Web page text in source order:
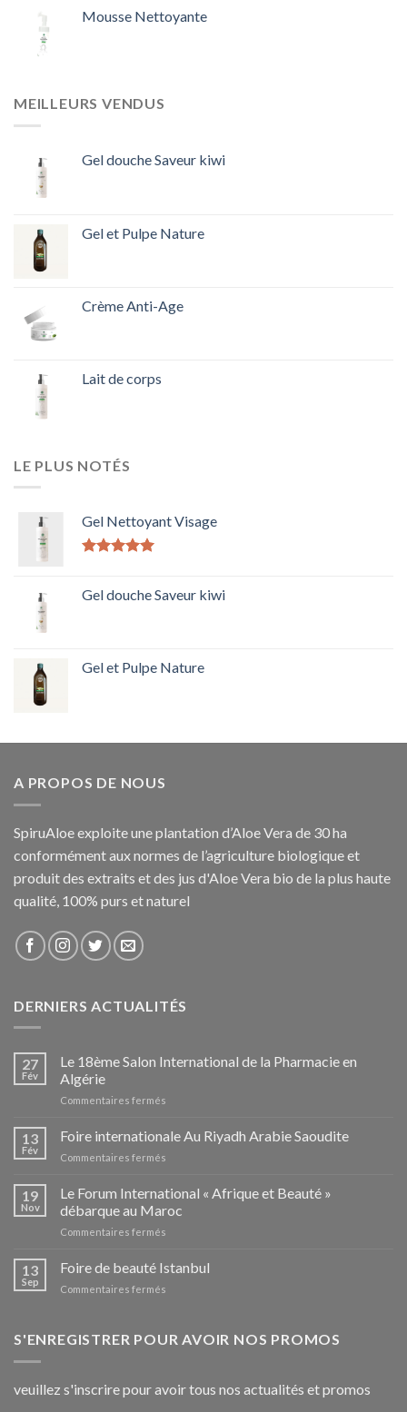
Mousse Nettoyante
MEILLEURS VENDUS
Gel douche Saveur kiwi
Gel et Pulpe Nature
Crème Anti-Age
Lait de corps
LE PLUS NOTÉS
Gel Nettoyant Visage
Gel douche Saveur kiwi
Gel et Pulpe Nature
A PROPOS DE NOUS
SpiruAloe exploite une plantation d’Aloe Vera de 30 ha
conformément aux normes de l’agriculture biologique et
produit des extraits et des jus d'Aloe Vera bio de la plus haute
qualité, 100% purs et naturel
DERNIERS ACTUALITÉS
27
Fév
Le 18ème Salon International de la Pharmacie en
Algérie
Commentaires fermés
18ème
la
Pharmacie
13
Fév
Foire internationale Au Riyadh Arabie Saoudite
Commentaires fermés
internationale
Riyadh
19
Nov
Le Forum International « Afrique et Beauté »
débarque au Maroc
Commentaires fermés
Forum
débarque
13
Sep
Foire de beauté Istanbul
Commentaires fermés
beauté
S'ENREGISTRER POUR AVOIR NOS PROMOS
veuillez s'inscrire pour avoir tous nos actualités et promos